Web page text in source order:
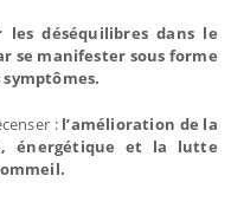
les déséquilibres dans le
se manifester sous forme
: l’amélioration de la
énergétique et la lutte